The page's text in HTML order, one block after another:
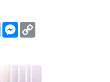
TelegramMessenger